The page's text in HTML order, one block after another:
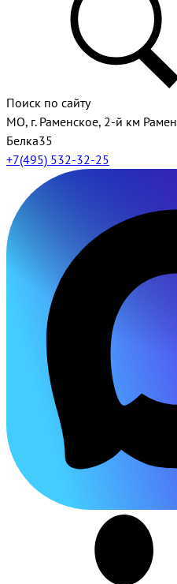
Поиск по сайту
МО, г. Раменское, 2-й км
Белка35
+7(495) 532-32-25